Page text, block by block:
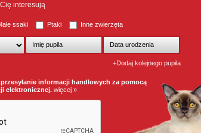
interesują
ssaki Ptaki Inne zwierzęta
+Dodaj kolejnego pupila
informacji handlowych za pomocą
elektronicznej. więcej »